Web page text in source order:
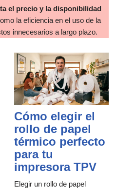
el precio y la disponibilidad
la eficiencia en el uso de la
innecesarios a largo plazo.
Cómo elegir el
rollo de papel
térmico perfecto
para tu
impresora TPV
Elegir un rollo de papel